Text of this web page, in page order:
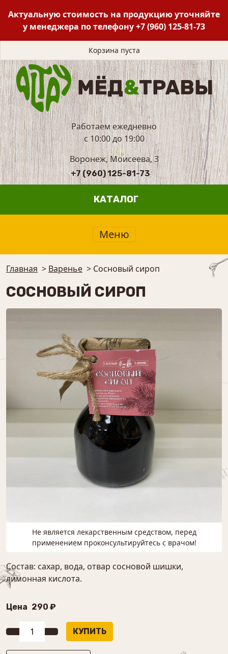
Актуальную стоимость на продукцию уточняйте
у менеджера по телефону+7 (960) 125-81-73
Корзина пуста
Работаем ежедневно
с 10:00 до 19:00
Воронеж, Моисеева, 3
+7 (960) 125-81-73
КАТАЛОГ
Меню
Главная > Варенье > Сосновый сироп
СОСНОВЫЙ СИРОП
Не является лекарственным средством, перед
применением проконсультируйтесь с врачом!
Состав: сахар, вода, отвар сосновой шишки,
лимонная кислота.
Цена 290 ₽